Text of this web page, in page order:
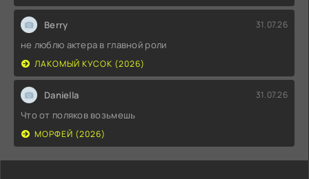
Berry 31.07.26
не люблю актера в главной роли
ЛАКОМЫЙ КУСОК (2026)
Daniella 31.07.26
Что от поляков возьмешь
МОРФЕЙ (2026)